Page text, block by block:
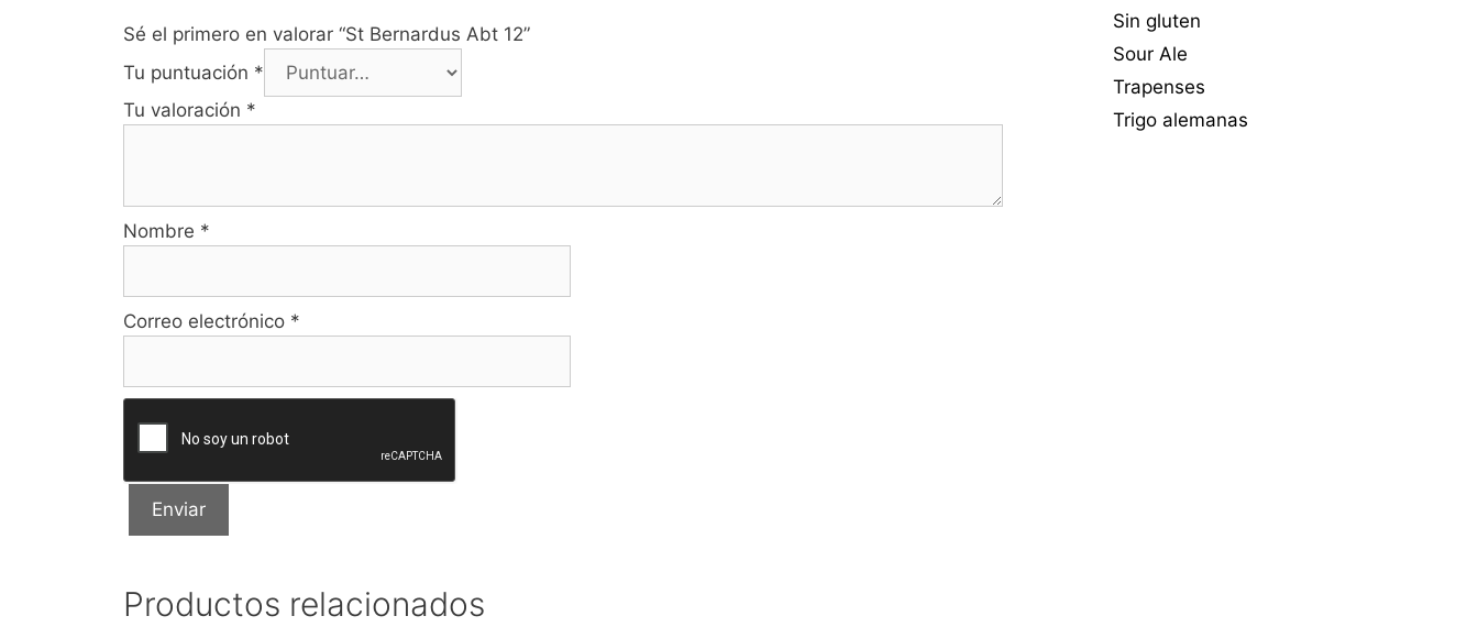
Sé el primero en valorar “St Bernardus Abt 12”
Tu puntuación *
Tu valoración *
Nombre *
Correo electrónico *
Productos relacionados
Sin gluten
Sour Ale
Trapenses
Trigo alemanas